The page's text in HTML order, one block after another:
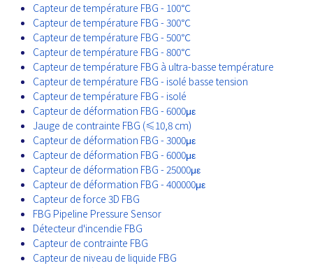
Capteur de température FBG - 100℃
Capteur de température FBG - 300℃
Capteur de température FBG - 500℃
Capteur de température FBG - 800℃
Capteur de température FBG à ultra-basse température
Capteur de température FBG - isolé basse tension
Capteur de température FBG - isolé
Capteur de déformation FBG - 6000με
Jauge de contrainte FBG (≤10,8 cm)
Capteur de déformation FBG - 3000με
Capteur de déformation FBG - 6000με
Capteur de déformation FBG - 25000με
Capteur de déformation FBG - 400000με
Capteur de force 3D FBG
FBG Pipeline Pressure Sensor
Détecteur d'incendie FBG
Capteur de contrainte FBG
Capteur de niveau de liquide FBG